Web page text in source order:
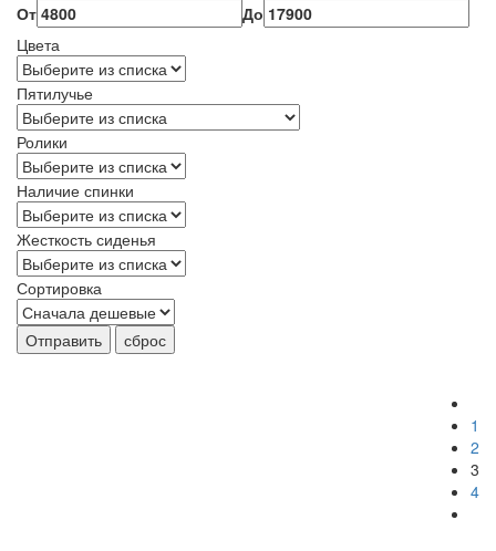
От
До
Цвета
Пятилучье
Ролики
Наличие спинки
Жесткость сиденья
Сортировка
Отправить сброс
1
2
3
4